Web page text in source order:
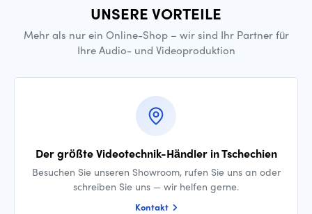
UNSERE VORTEILE
Mehr als nur ein Online-Shop – wir sind Ihr Partner für
Ihre Audio- und Videoproduktion
Der größte Videotechnik-Händler in Tschechien
Besuchen Sie unseren Showroom, rufen Sie uns an oder
schreiben Sie uns — wir helfen gerne.
Kontakt